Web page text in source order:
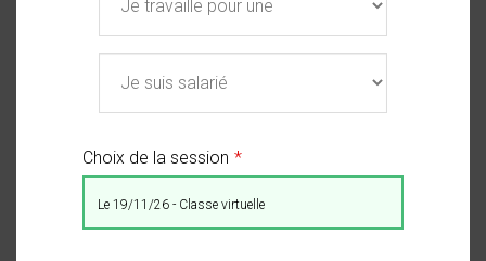
Choix de la session
le 19/11/26 - Classe virtuelle